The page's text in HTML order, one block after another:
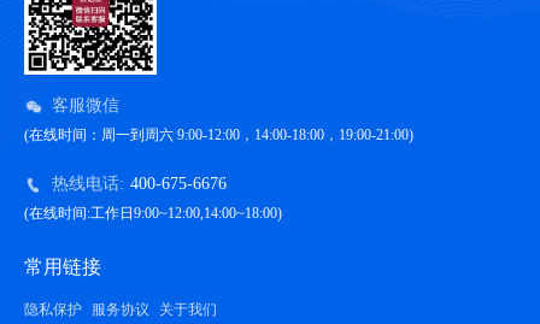
客服微信
(在线时间：周一到周六 9:00-12:00，14:00-18:00，19:00-21:00)
热线电话: 400-675-6676
(在线时间:工作日9:00~12:00,14:00~18:00)
常用链接
隐私保护 服务协议
关于我们